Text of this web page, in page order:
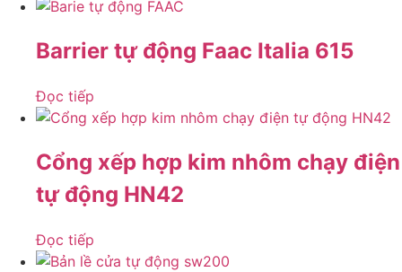
Barrier tự động Faac Italia 615
Đọc tiếp
Cổng xếp hợp kim nhôm chạy điện
tự động HN42
Đọc tiếp